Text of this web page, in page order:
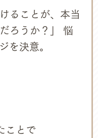
ることが、本当
ろうか？」 悩
を決意。
ことで